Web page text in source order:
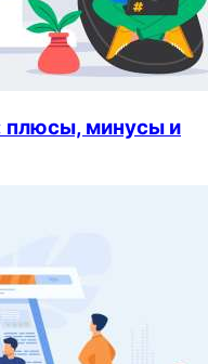
плюсы, минусы и